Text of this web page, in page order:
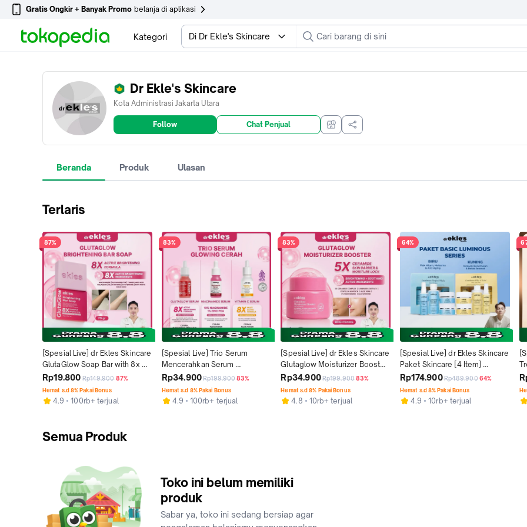
Gratis Ongkir + Banyak Promo belanja di aplikasi
Kategori Di Dr Ekle's Skincare
Dr Ekle's Skincare
Kota Administrasi Jakarta Utara
Follow Chat Penjual
Beranda Produk Ulasan
Terlaris
87%
[Spesial Live] dr Ekles Skincare
GlutaGlow Soap Bar with 8x
Powerfull Brightening |
Mencerahkan | Melembutkan |
Mengurangi Minyak pada
Rp19.800 Rp149.900 87%
Hemat s.d 8% Pakai Bonus
4.9 100rb+ terjual
83%
[Spesial Live] Trio Serum
Mencerahkan Serum
GlutaGlow Serum 8X Active
Brightening Formula - Serum
10% Niacinemide - Serum
Rp34.900Rp199.90083%
Hemat s.d 8% Pakai Bonus
4.9 100rb+ terjual
83%
[Spesial Live] dr Ekles Skincare
Glutaglow Moisturizer Booster
5x Ceramidfe Complex -
Soothing & Calming |
Mencerahkan | Flek Hitam |
Rp34.900Rp199.90083%
Hemat s.d 8% Pakai Bonus
4.8 10rb+ terjual
64%
[Spesial Live] dr Ekles Skincare
Paket Skincare [4 Item]
Luminous Brightening Series /
Paket Luminous Oily & Acne
Series
Rp174.900Rp489.90064%
Hemat s.d 8% Pakai Bonus
4.9 10rb+ terjual
Semua Produk
Toko ini belum memiliki
produk
Sabar ya, toko ini sedang bersiap agar